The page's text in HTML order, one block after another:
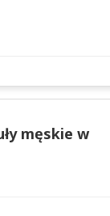
męskie w